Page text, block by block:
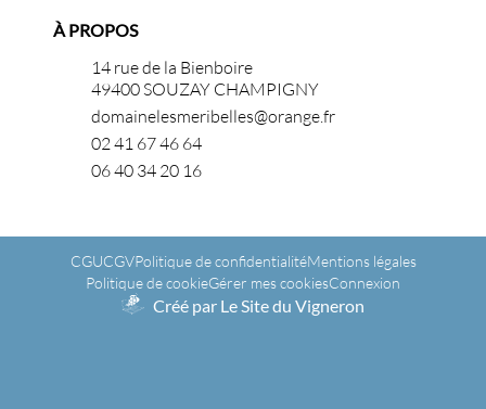
À PROPOS
14 rue de la Bienboire
49400 SOUZAY CHAMPIGNY
domainelesmeribelles@orange.fr
02 41 67 46 64
06 40 34 20 16
CGUCGVPolitique de confidentialitéMentions légales
Politique de cookieGérer mes cookiesConnexion
Créé par Le Site du Vigneron